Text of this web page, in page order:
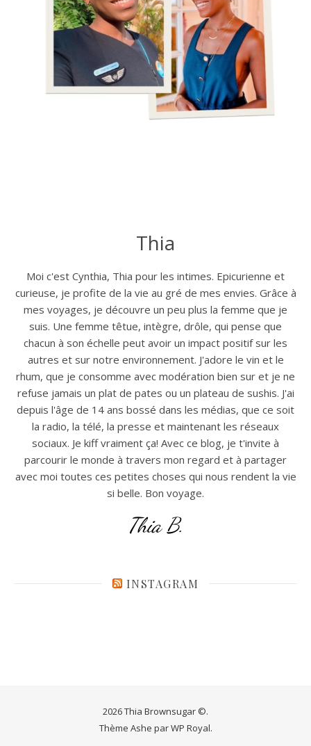
Thia
Moi c'est Cynthia, Thia pour les intimes. Epicurienne et
curieuse, je profite de la vie au gré de mes envies. Grâce à
mes voyages, je découvre un peu plus la femme que je
suis. Une femme têtue, intègre, drôle, qui pense que
chacun à son échelle peut avoir un impact positif sur les
autres et sur notre environnement. J'adore le vin et le
rhum, que je consomme avec modération bien sur et je ne
refuse jamais un plat de pates ou un plateau de sushis. J'ai
depuis l'âge de 14 ans bossé dans les médias, que ce soit
la radio, la télé, la presse et maintenant les réseaux
sociaux. Je kiff vraiment ça! Avec ce blog, je t'invite à
parcourir le monde à travers mon regard et à partager
avec moi toutes ces petites choses qui nous rendent la vie
si belle. Bon voyage.
Thia B.
INSTAGRAM
2026 Thia Brownsugar ©.
Thème Ashe parWP Royal.